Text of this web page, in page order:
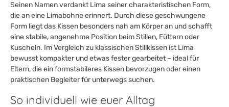
Seinen Namen verdankt Lima seiner charakteristischen Form,
die an eine Limabohne erinnert. Durch diese geschwungene
Form liegt das Kissen besonders nah am Körper an und schafft
eine stabile, angenehme Position beim Stillen, Füttern oder
Kuscheln. Im Vergleich zu klassischen Stillkissen ist Lima
bewusst kompakter und etwas fester gearbeitet – ideal für
Eltern, die ein formstabileres Kissen bevorzugen oder einen
praktischen Begleiter für unterwegs suchen.
So individuell wie euer Alltag